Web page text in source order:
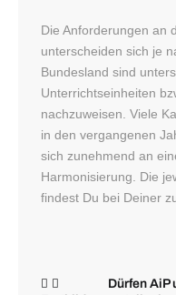
Die Anforderungen an
unterscheiden sich je
Bundesland sind
Unterrichtseinheiten
nachzuweisen. Viele
in den vergangenen
sich zunehmend an
Harmonisierung. Die
findest Du bei Deiner
Dürfen AiP